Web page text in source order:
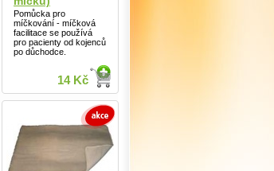
Pomůcka pro
míčkování - míčková
facilitace se používá
pro pacienty od kojenců
po důchodce.
14 Kč